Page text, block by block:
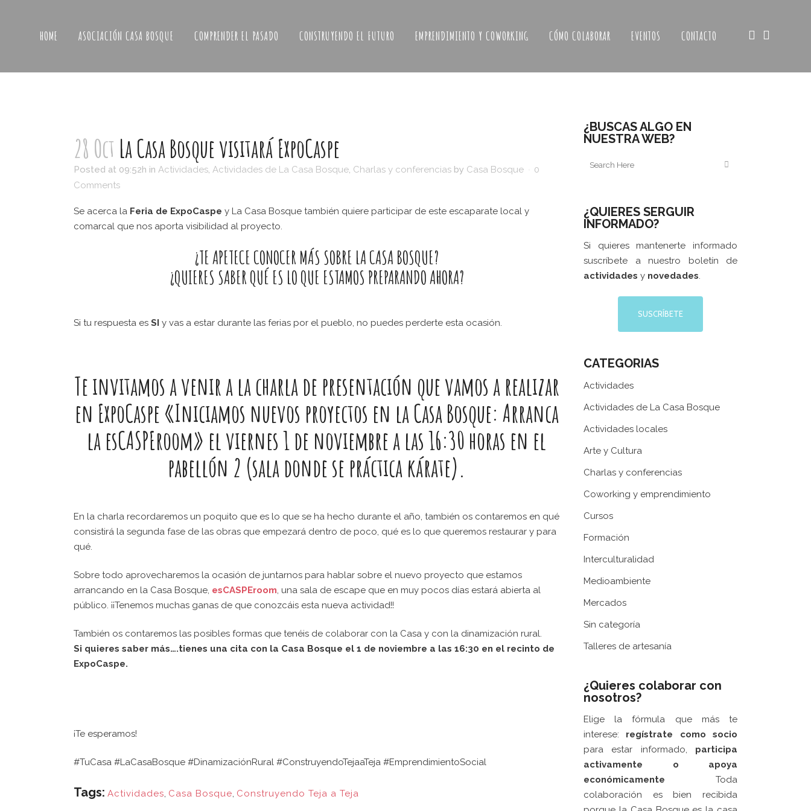
HOME ASOCIACIÓN CASA BOSQUE COMPRENDER EL PASADO CONSTRUYENDO EL FUTURO EMPRENDIMIENTO Y COWORKING CÓMO COLABORAR EVENTOS CONTACTO
28 Oct La Casa Bosque visitará ExpoCaspe
Posted at 09:52h in Actividades, Actividades de La Casa Bosque, Charlas y conferencias by Casa Bosque
0
Comments
Se acerca la Feria de ExpoCaspe y La Casa Bosque también quiere participar de este escaparate local y
comarcal que nos aporta visibilidad al proyecto.
¿TE APETECE CONOCER MÁS SOBRE LA CASA BOSQUE?
¿QUIERES SABER QUÉ ES LO QUE ESTAMOS PREPARANDO AHORA?
Si tu respuesta es SI y vas a estar durante las ferias por el pueblo, no puedes perderte esta ocasión.
Te invitamos a venir a lacharlade presentación que vamos a realizar
en ExpoCaspe«Iniciamos nuevos proyectos en la Casa Bosque: Arranca
la esCASPEroom» el viernes 1 de noviembre a las 16:30 horas en el
pabellón 2 (sala donde se práctica kárate).
En la charla recordaremos un poquito que es lo que se ha hecho durante el año, también os contaremos en qué
consistirá la segunda fase de las obras que empezará dentro de poco, qué es lo que queremos restaurar y para
qué.
Sobre todo aprovecharemos la ocasión de juntarnos para hablar sobre el nuevo proyecto que estamos
arrancando en la Casa Bosque, esCASPEroom, una sala de escape que en muy pocos días estará abierta al
público. ¡¡Tenemos muchas ganas de que conozcáis esta nueva actividad!!
También os contaremos las posibles formas que tenéis de colaborar con la Casa y con la dinamización rural.
Si quieres saber más….tienes una cita con la Casa Bosque el 1 de noviembre a las 16:30 en el recinto de
ExpoCaspe.
¡Te esperamos!
#TuCasa #LaCasaBosque #DinamizaciónRural #ConstruyendoTejaaTeja #EmprendimientoSocial
Tags: Actividades, Casa Bosque, Construyendo Teja a Teja
¿BUSCAS ALGO EN
NUESTRA WEB?
¿QUIERES SERGUIR
INFORMADO?
Si quieres mantenerte informado
suscríbete a nuestro boletín de
actividades y novedades.
SUSCRÍBETE
CATEGORIAS
Actividades
Actividades de La Casa Bosque
Actividades locales
Arte y Cultura
Charlas y conferencias
Coworking y emprendimiento
Cursos
Formación
Interculturalidad
Medioambiente
Mercados
Sin categoría
Talleres de artesanía
¿Quieres colaborar con
nosotros?
Elige la fórmula que más te
interese: regístrate como socio
para estar informado, participa
activamente o apoya
económicamente Toda
colaboración es bien recibida
¿QUIERES COLABORAR
Web patrocinada por el
Área de Gestión